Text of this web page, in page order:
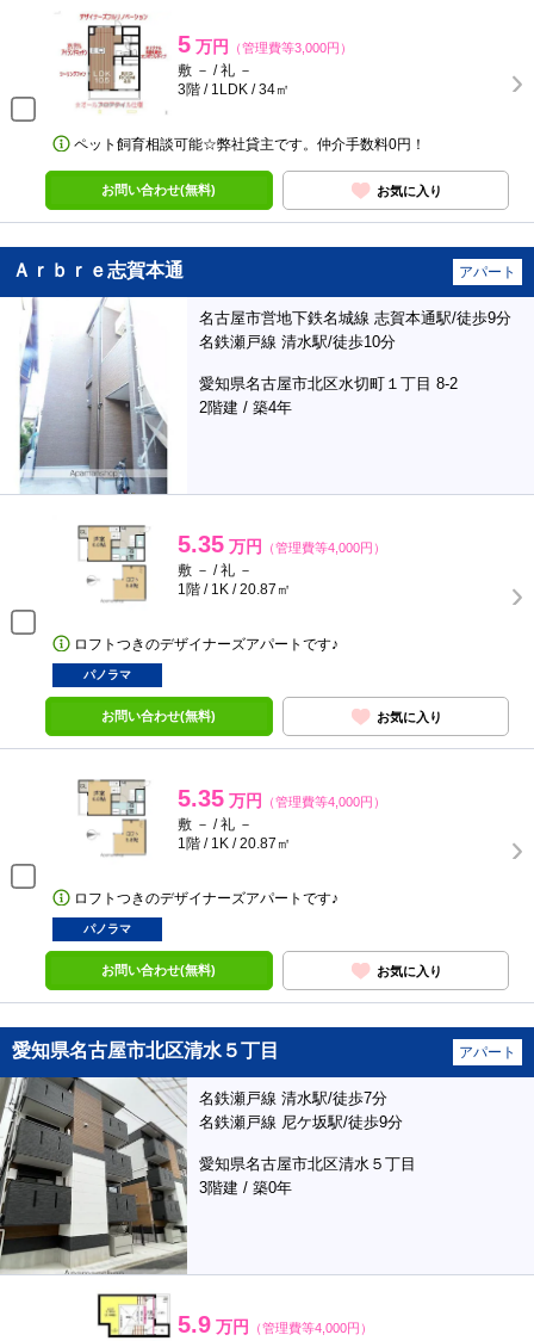
5 万円 （管理費等3,000円）
敷 － / 礼 －
3階 / 1LDK / 34㎡
ペット飼育相談可能☆弊社貸主です。仲介手数料0円！
お問い合わせ(無料) お気に入り
Ａｒｂｒｅ志賀本通 アパート
名古屋市営地下鉄名城線 志賀本通駅/徒歩9分
名鉄瀬戸線 清水駅/徒歩10分
愛知県名古屋市北区水切町１丁目 8-2
2階建 / 築4年
5.35 万円 （管理費等4,000円）
敷 － / 礼 －
1階 / 1K / 20.87㎡
ロフトつきのデザイナーズアパートです♪
パノラマ
お問い合わせ(無料) お気に入り
5.35 万円 （管理費等4,000円）
敷 － / 礼 －
1階 / 1K / 20.87㎡
ロフトつきのデザイナーズアパートです♪
パノラマ
お問い合わせ(無料) お気に入り
愛知県名古屋市北区清水５丁目 アパート
名鉄瀬戸線 清水駅/徒歩7分
名鉄瀬戸線 尼ケ坂駅/徒歩9分
愛知県名古屋市北区清水５丁目
3階建 / 築0年
5.9 万円 （管理費等4,000円）